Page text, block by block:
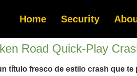
Home Security
Road Quick‑Play
título fresco de estilo crash que